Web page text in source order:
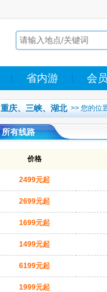
省内游 会
重庆、三峡、湖北 >> 您的位
所有线路
价格
2499元起
2699元起
1699元起
1499元起
6199元起
1999元起